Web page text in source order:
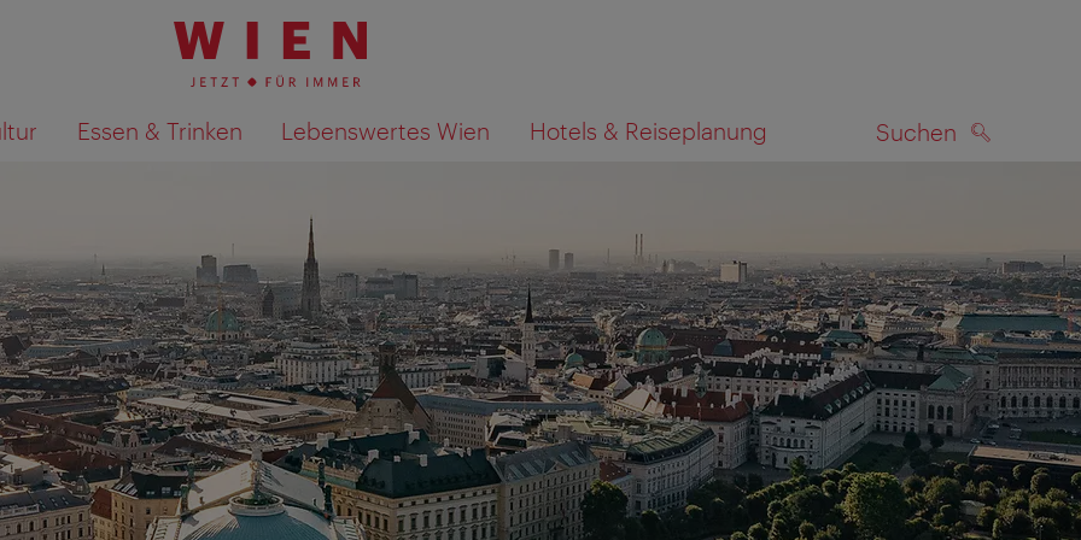
Essen & Trinken Lebenswertes Wien Hotels & Reiseplanung Suchen